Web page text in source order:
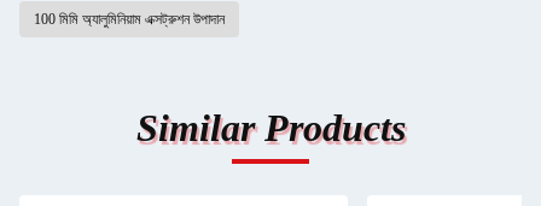
100 মিমি অ্যালুমিনিয়াম এক্সট্রুশন উপাদান
Similar Products